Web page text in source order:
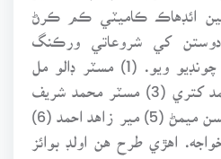
ائڊهاڪ ڪاميٽي ڪم ڪرڻ
کي شروعاتي ورڪنگ
ڪاميٽي تي بطور ميمبر چونڊيو ويو. (1) مسٽر ڊالو مل
موتي (2) مسٽر علي محمد کتري (3) مسٽر محمد شريف
بهلاني (4) مسٽر محمد حسن ميمڻ (5) مير زاهد احمد (6)
اهڙي طرح هن اولڊ بوائز